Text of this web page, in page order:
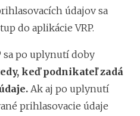
údajov sa
do aplikácie VRP.
sa po uplynutí doby
keď podnikateľ zadá
Ak aj po uplynutí
prihlasovacie údaje